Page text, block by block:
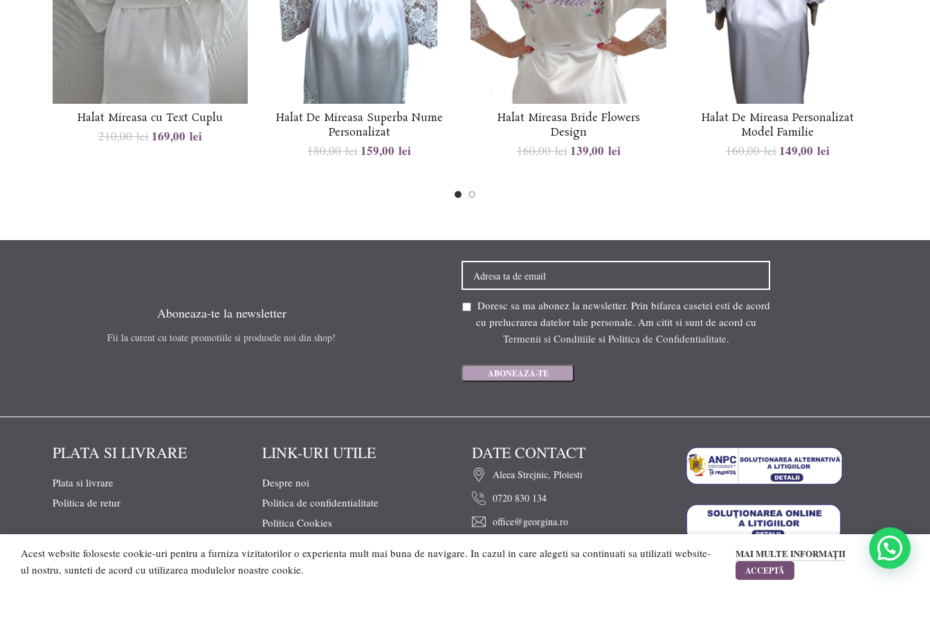
Halat Mireasa cu Text Cuplu
210,00lei 169,00lei
Halat De Mireasa Superba Nume
Personalizat
180,00lei 159,00lei
Halat Mireasa Bride Flowers
Design
160,00lei 139,00 lei
Halat De Mireasa Personalizat
Model Familie
160,00lei 149,00 lei
Aboneaza-te la newsletter
Fii la curent cu toate promotiile si produsele noi din shop!
Doresc sa ma abonez la newsletter. Prin bifarea casetei esti de acord
cu prelucrarea datelor tale personale. Am citit si sunt de acord cu
Termenii si Conditiile si Politica de Confidentialitate.
PLATA SI LIVRARE
Plata si livrare
Politica de retur
LINK-URI UTILE
Despre noi
Politica de confidentialitate
Politica Cookies
Ghid de marimi
DATE CONTACT
Aleea Strejnic, Ploiesti
0720 830 134
office@georgina.ro
Acest website foloseste cookie-uri pentru a furniza vizitatorilor o experienta mult mai buna de navigare. In cazul in care alegeti sa continuati sa utilizati website-
ul nostru, sunteti de acord cu utilizarea modulelor noastre cookie.
MAI MULTE INFORMAȚII
ACCEPTĂ